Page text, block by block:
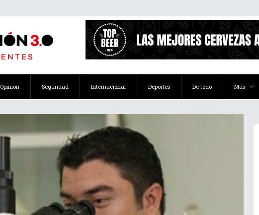
Opinión Seguridad Internacional Deportes De todo Más